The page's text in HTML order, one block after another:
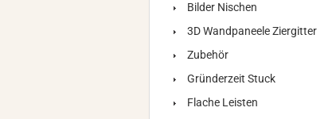
Bilder Nischen
3D Wandpaneele Ziergitter
Zubehör
Gründerzeit Stuck
Flache Leisten